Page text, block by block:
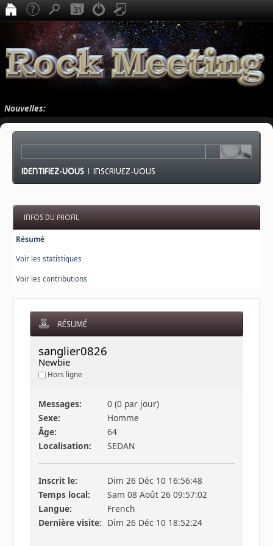
Nouvelles:
IDENTIFIEZ-VOUS |INSCRIVEZ-VOUS
INFOS DU PROFIL
Résumé
Voir les statistiques
Voir les contributions
RÉSUMÉ
Newbie
Hors ligne
Messages:
0 (0 par jour)
Sexe:
Homme
Âge:
64
Localisation:
SEDAN
Inscrit le:
Dim 26 Déc 10 16:56:48
Temps local:
Sam 08 Août 26 09:57:02
Langue:
French
Dernière visite: Dim 26 Déc 10 18:52:24